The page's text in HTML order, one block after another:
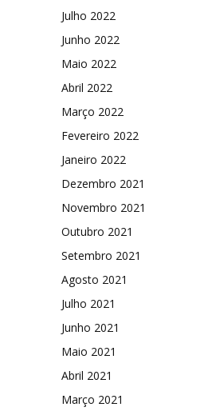
Julho 2022
Junho 2022
Maio 2022
Abril 2022
Março 2022
Fevereiro 2022
Janeiro 2022
Dezembro 2021
Novembro 2021
Outubro 2021
Setembro 2021
Agosto 2021
Julho 2021
Junho 2021
Maio 2021
Abril 2021
Março 2021